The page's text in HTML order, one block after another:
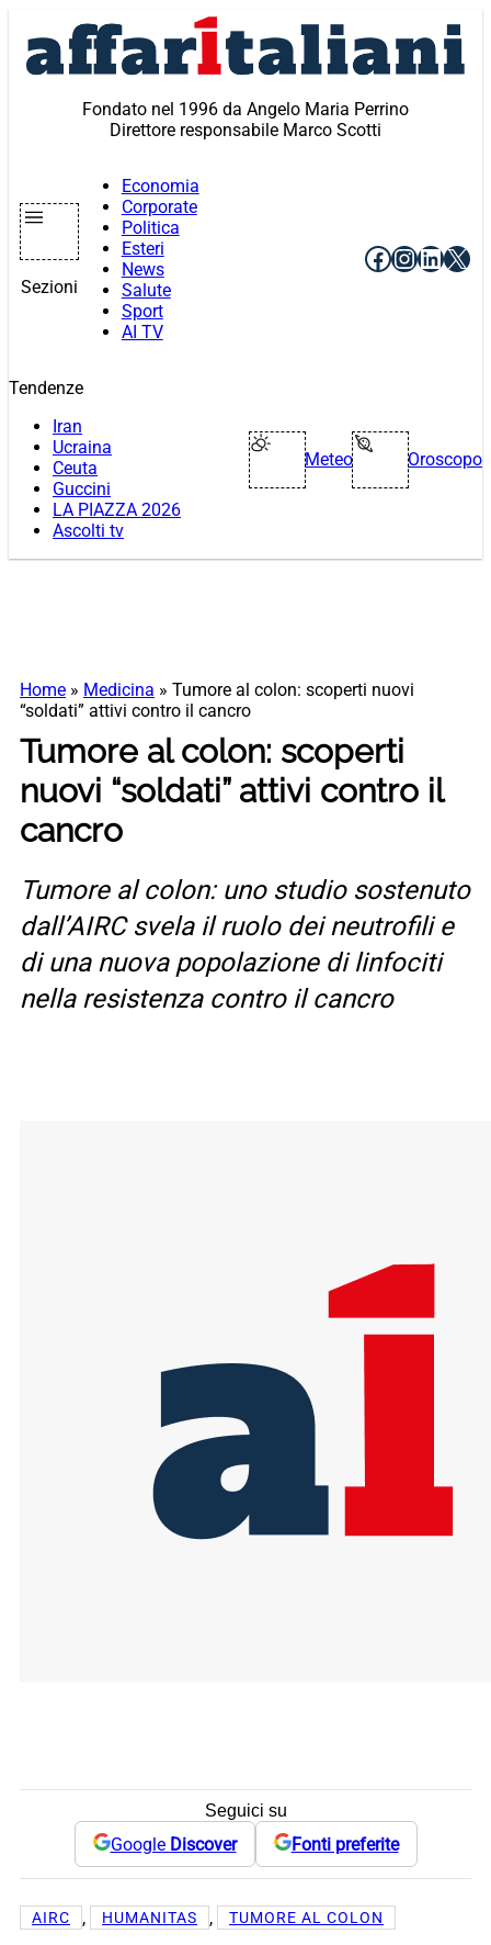
contenuto
Fondato nel 1996 da Angelo Maria Perrino
Direttore responsabile Marco Scotti
Sezioni
Economia
Corporate
Politica
Esteri
News
Salute
Sport
AI TV
Facebook
X
Tendenze
Iran
Ucraina
Ceuta
Guccini
LA PIAZZA 2026
Ascolti tv
Meteo Oroscopo
Home » Medicina » Tumore al colon: scoperti nuovi
“soldati” attivi contro il cancro
Tumore al colon: scoperti
nuovi “soldati” attivi contro il
cancro
Tumore al colon: uno studio sostenuto
dall’AIRC svela il ruolo dei neutrofili e
di una nuova popolazione di linfociti
nella resistenza contro il cancro
Seguici su
Google Discover Fonti preferite
AIRC , HUMANITAS , TUMORE AL COLON